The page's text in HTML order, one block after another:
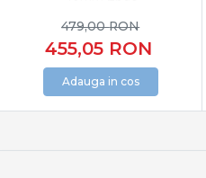
455,05 RON
479,00RON
Adauga in cos